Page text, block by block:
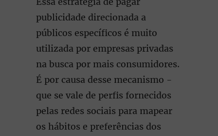
publicidade direcionada a
públicos específicos é muito
utilizada por empresas privadas
na busca por mais consumidores.
É por causa desse mecanismo -
que se vale de perfis fornecidos
pelas redes sociais para mapear
os hábitos e preferências dos